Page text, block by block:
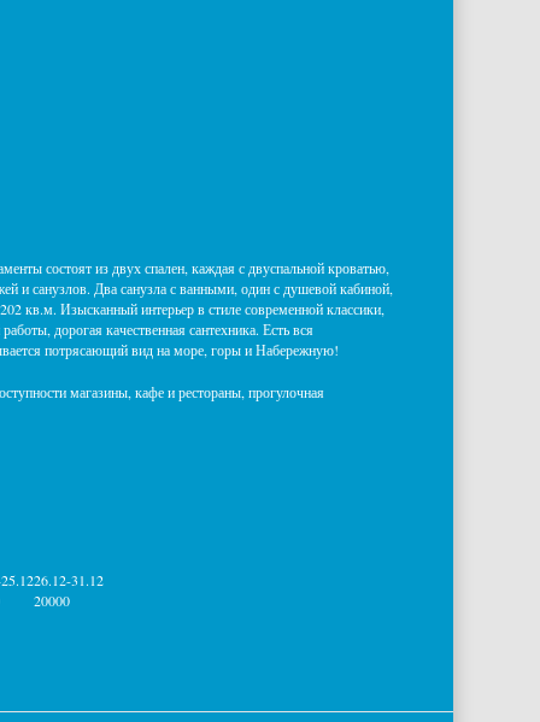
состоят из двух спален, каждая с двуспальной кроватью,
и санузлов. Два санузла с ванными, один с душевой кабиной,
кв.м. Изысканный интерьер в стиле современной классики,
дорогая качественная сантехника. Есть вся
потрясающий вид на море, горы и Набережную!
магазины, кафе и рестораны, прогулочная
26.12-31.12
20000